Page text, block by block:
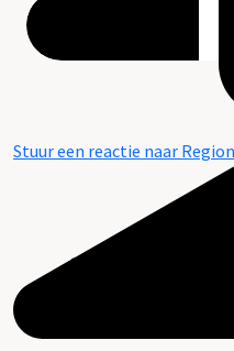
Stuur een reactie naar